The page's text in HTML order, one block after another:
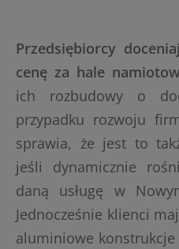
Przedsiębiorcy
cenę za hale
ich rozbudowy o
przypadku rozwoju
sprawia, że jest to
jeśli dynamicznie
daną usługę w
Jednocześnie klienci
aluminiowe konstrukcje